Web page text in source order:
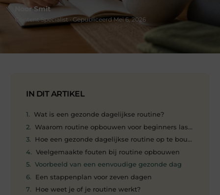
Noor Smit
Content Specialist · Gepubliceerd Mei 6, 2026
IN DIT ARTIKEL
Wat is een gezonde dagelijkse routine?
Waarom routine opbouwen voor beginners lastig kan
Hoe een gezonde dagelijkse routine op te bouwen
Veelgemaakte fouten bij routine opbouwen
Voorbeeld van een eenvoudige gezonde dag
Een stappenplan voor zeven dagen
Hoe weet je of je routine werkt?